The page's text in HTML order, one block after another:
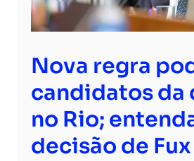
Nova regra
candidatos da
no Rio;
decisão de Fux